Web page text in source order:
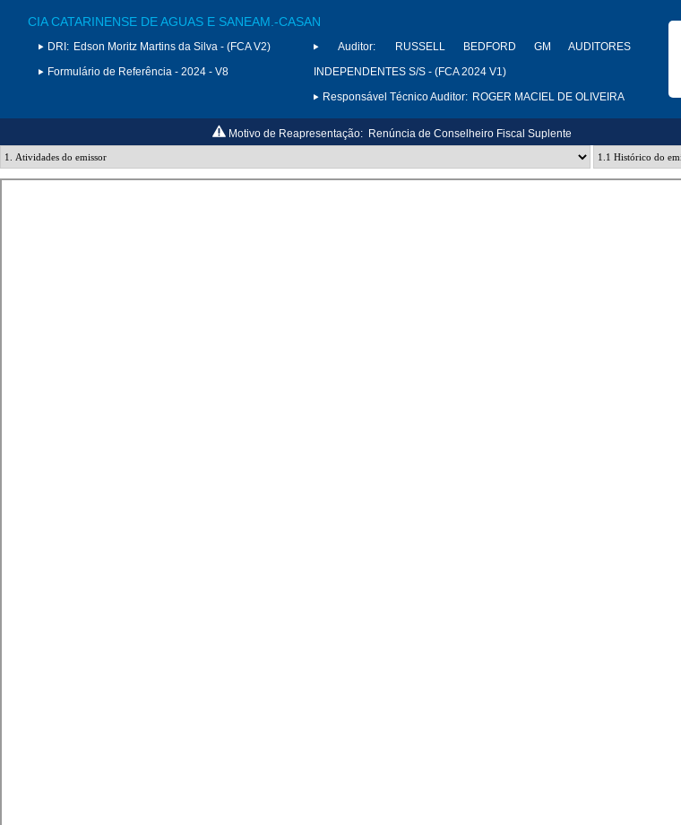
CIA CATARINENSE DE AGUAS E SANEAM.-CASAN
DRI: Edson Moritz Martins da Silva - (FCA V2)
Formulário de Referência - 2024 - V8
Auditor:
RUSSELL BEDFORD GM AUDITORES
INDEPENDENTES S/S - (FCA 2024 V1)
Responsável Técnico Auditor: ROGER MACIEL DE OLIVEIRA
Motivo de Reapresentação: Renúncia de Conselheiro Fiscal Suplente